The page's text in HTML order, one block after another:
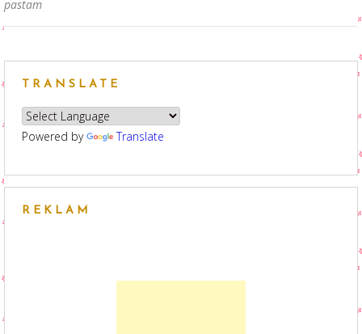
pastam
TRANSLATE
Powered by Translate
REKLAM